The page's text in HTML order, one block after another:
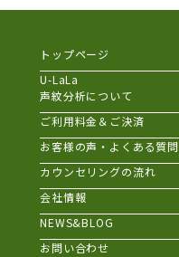
トップページ
U-LaLa
声紋分析について
ご利用料金＆ご決済
お客様の声・よくある質問
カウンセリングの流れ
会社情報
NEWS&BLOG
お問い合わせ